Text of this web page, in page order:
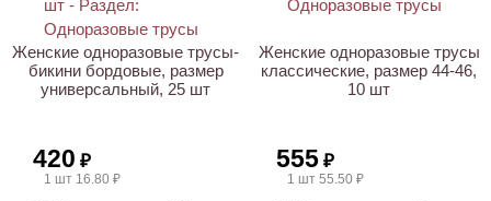
Женские одноразовые трусы-
бикини бордовые, размер
универсальный, 25 шт
420 ₽
1 шт 16.80 ₽
Женские одноразовые трусы
классические, размер 44-46,
10 шт
555 ₽
1 шт 55.50 ₽